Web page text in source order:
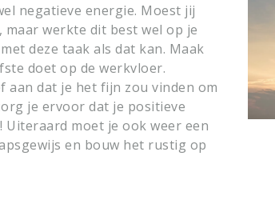
negatieve energie. Moest jij
werkte dit best wel op je
deze taak als dat kan. Maak
doet op de werkvloer.
aan dat je het fijn zou vinden om
je ervoor dat je positieve
moet je ook weer een
en bouw het rustig op